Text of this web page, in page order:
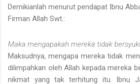
Demikianlah menurut pendapat Ibnu
Firman Allah Swt.:
Maka mengapakah mereka tidak
Maksudnya, mengapa mereka tidak
dilimpahkan oleh Allah kepada mereka
nikmat yang tak terhitung itu. Ibnu